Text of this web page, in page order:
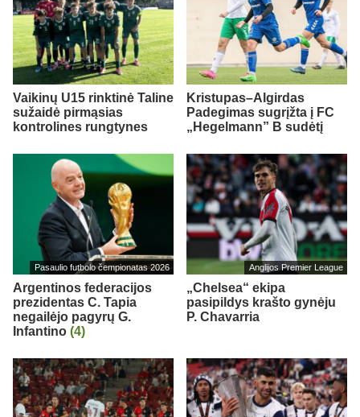
Vaikinų U15 rinktinė Taline
sužaidė pirmąsias
kontrolines rungtynes
Kristupas–Algirdas
Padegimas sugrįžta į FC
„Hegelmann” B sudėtį
Pasaulio futbolo čempionatas 2026
Argentinos federacijos
prezidentas C. Tapia
negailėjo pagyrų G.
Infantino (4)
Anglijos Premier League
„Chelsea“ ekipa
pasipildys krašto gynėju
P. Chavarria